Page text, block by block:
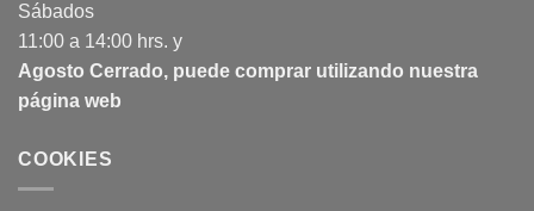
Sábados
11:00 a 14:00 hrs. y
Agosto Cerrado, puede comprar utilizando nuestra
página web
COOKIES